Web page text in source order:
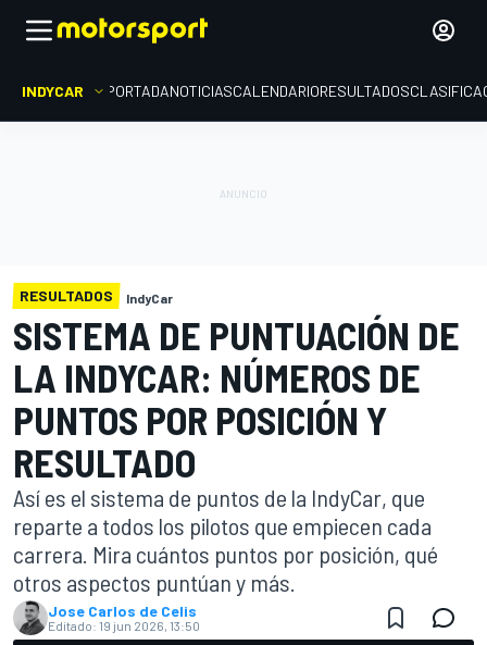
INDYCAR PORTADANOTICIASCALENDARIORESULTADOS
RESULTADOS IndyCar
SISTEMA DE PUNTUACIÓN DE
LA INDYCAR: NÚMEROS DE
PUNTOS POR POSICIÓN Y
RESULTADO
Así es el sistema de puntos de la IndyCar, que
reparte a todos los pilotos que empiecen cada
carrera. Mira cuántos puntos por posición, qué
otros aspectos puntúan y más.
Jose Carlos de Celis
Editado: 19 jun 2026, 13:50